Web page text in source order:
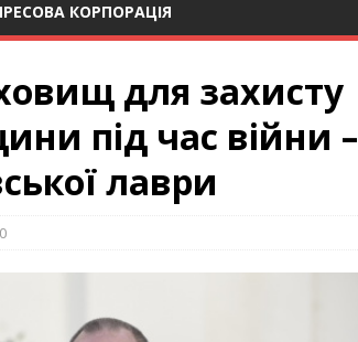
КОРПОРАЦІЯ
для захисту
під час війни –
лаври
0